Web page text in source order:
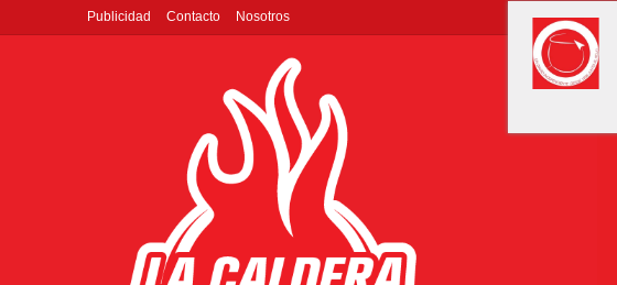
Publicidad Contacto Nosotros